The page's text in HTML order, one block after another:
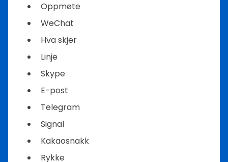
Oppmøte
WeChat
Hva skjer
Linje
Skype
E-post
Telegram
Signal
Kakaosnakk
Rykke